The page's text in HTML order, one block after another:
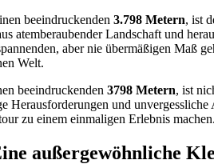
beeindruckenden 3.798 Metern, ist
atemberaubender Landschaft und
aber nie übermäßigen Maß
Welt.
beeindruckenden 3798 Metern, ist
Herausforderungen und
zu einem einmaligen Erlebnis machen.
außergewöhnliche